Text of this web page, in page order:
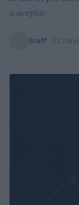
a aceptar.
Staff 22